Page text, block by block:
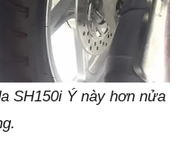
SH150i Ý này hơn nửa